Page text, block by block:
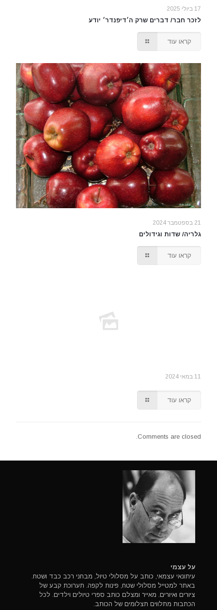
17 ביולי 2025
לזכר חבר/ דברים שרק ה׳דיפנדר׳ יודע
קראו עוד
21 בספטמבר 2024
גלריה/ שדות וגידולים
קראו עוד
11 במאי 2024
קראו עוד
Comments are closed.
על עצמי
עיתונאי עצמאי, כותב על מסלולי טיול, מבחני רכב כבד ושטח.
באתר למטייל מסלולי שטח, פינות לקפה. תערוכת קבע של
ציורים ואיורים. מאייר ומצלם כותב ספרי טיולים וילדים. לכל
הכתבות מתלווים תצלומים של הכותב.